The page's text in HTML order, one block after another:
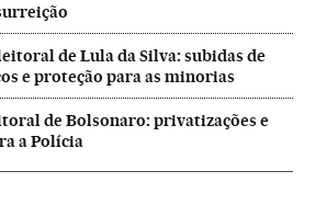
de Lula da Silva: subidas de
e proteção para as minorias
de Bolsonaro: privatizações e
a Polícia